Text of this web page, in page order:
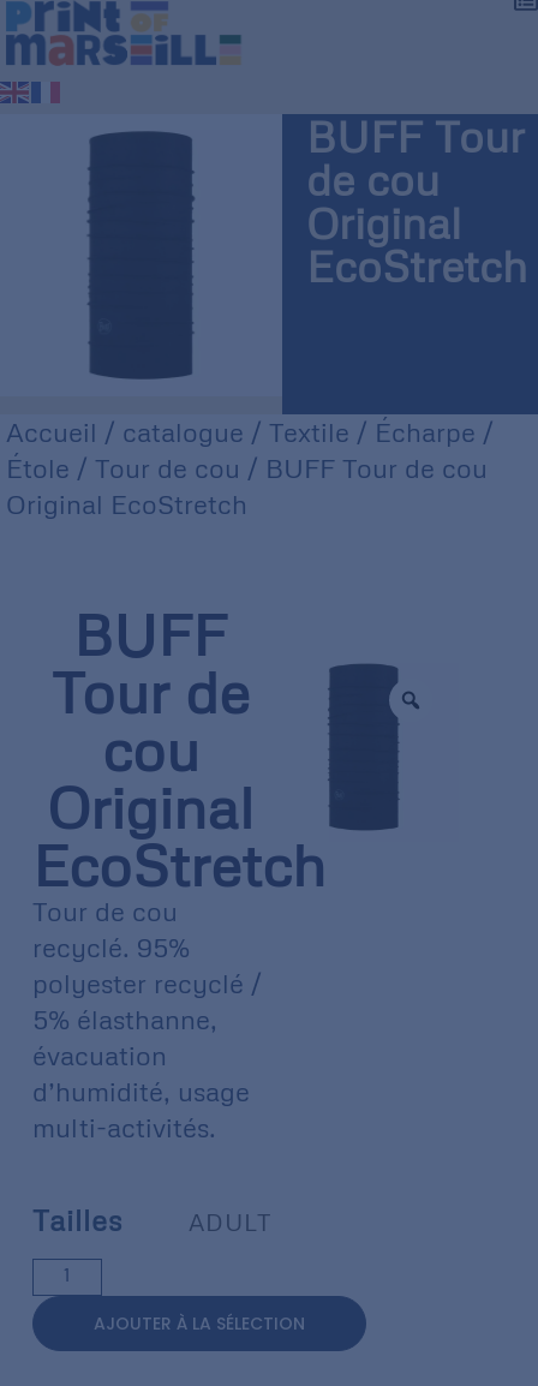
BUFF Tour
de cou
Original
EcoStretch
Accueil / catalogue / Textile / Écharpe /
Étole / Tour de cou / BUFF Tour de cou
Original EcoStretch
BUFF
Tour de
cou
Original
EcoStretch
Tour de cou
recyclé. 95%
polyester recyclé /
5% élasthanne,
évacuation
d’humidité, usage
multi-activités.
Tailles ADULT
AJOUTER À LA SÉLECTION